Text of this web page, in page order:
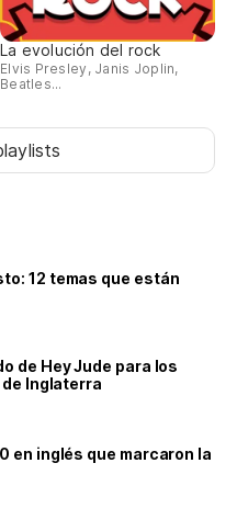
La evolución del rock
Elvis Presley, Janis Joplin,
Beatles...
12 temas que están
de Hey Jude para los
Inglaterra
en inglés que marcaron la